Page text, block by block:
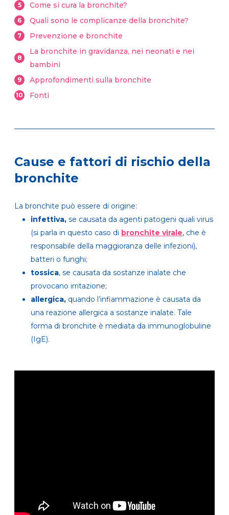
5 Come si cura la bronchite?
6 Quali sono le complicanze della bronchite?
7 Prevenzione e bronchite
8
La bronchite in gravidanza, nei neonati e nei
bambini
9 Approfondimenti sulla bronchite
10 Fonti
Cause e fattori di rischio della
bronchite
La bronchite può essere di origine:
infettiva, se causata da agenti patogeni quali virus
(si parla in questo caso di bronchite virale, che è
responsabile della maggioranza delle infezioni),
batteri o funghi;
tossica, se causata da sostanze inalate che
provocano irritazione;
allergica, quando l’infiammazione è causata da
una reazione allergica a sostanze inalate. Tale
forma di bronchite è mediata da immunoglobuline
( IgE).